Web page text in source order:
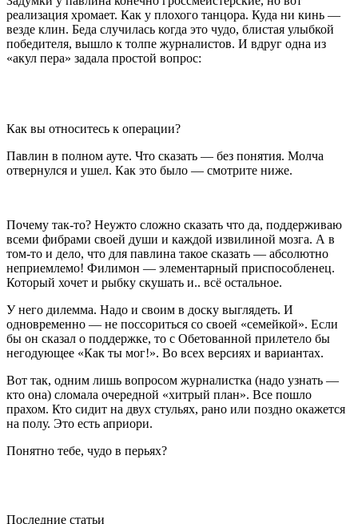
реализация хромает. Как у плохого танцора. Куда ни кинь —
везде клин. Беда случилась когда это чудо, блистая улыбкой
победителя, вышло к толпе журналистов. И вдруг одна из
«акул пера» задала простой вопрос:
Как вы относитесь к операции?
Павлин в полном ауте. Что сказать — без понятия. Молча
отвернулся и ушел. Как это было — смотрите ниже.
Почему так-то? Неужто сложно сказать что да, поддерживаю
всеми фибрами своей души и каждой извилиной мозга. А в
том-то и дело, что для павлина такое сказать — абсолютно
неприемлемо! Филимон — элементарный приспособленец.
Который хочет и рыбку скушать и.. всё остальное.
У него дилемма. Надо и своим в доску выглядеть. И
одновременно — не поссориться со своей «семейкой». Если
бы он сказал о поддержке, то с Обетованной прилетело бы
негодующее «Как ты мог!». Во всех версиях и вариантах.
Вот так, одним лишь вопросом журналистка (надо узнать —
кто она) сломала очередной «хитрый план». Все пошло
прахом. Кто сидит на двух стульях, рано или поздно окажется
на полу. Это есть априори.
Понятно тебе, чудо в перьях?
Последние статьи